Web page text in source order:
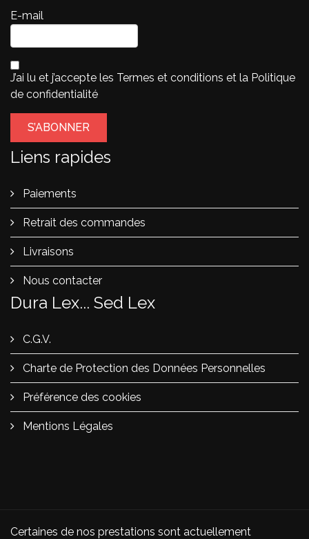
E-mail
J’ai lu et j’accepte les Termes et conditions et la Politique
de confidentialité
Liens rapides
Paiements
Retrait des commandes
Livraisons
Nous contacter
Dura Lex... Sed Lex
C.G.V.
Charte de Protection des Données Personnelles
Préférence des cookies
Mentions Légales
Certaines de nos prestations sont actuellement